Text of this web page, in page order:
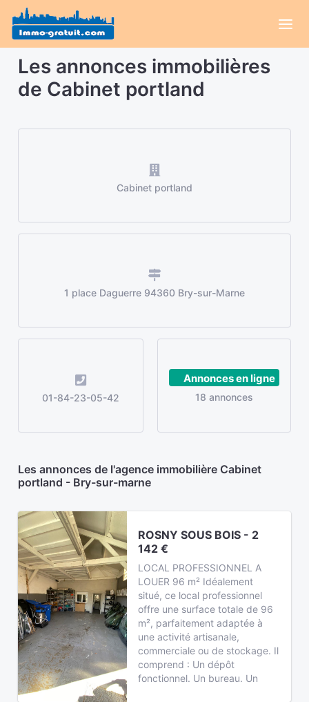
Les annonces immobilières
de Cabinet portland
Cabinet portland
1 place Daguerre 94360 Bry-sur-Marne
01-84-23-05-42
Annonces en ligne
18 annonces
Les annonces de l'agence immobilière Cabinet
portland - Bry-sur-marne
ROSNY SOUS BOIS - 2
142 €
LOCAL PROFESSIONNEL A
LOUER 96 m² Idéalement
situé, ce local professionnel
offre une surface totale de 96
m², parfaitement adaptée à
une activité artisanale,
commerciale ou de stockage. Il
comprend : Un dépôt
fonctionnel. Un bureau. Un